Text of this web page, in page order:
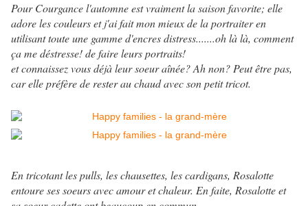
Pour Courgance l'automne est vraiment la saison favorite; elle
adore les couleurs et j'ai fait mon mieux de la portraiter en
utilisant toute une gamme d'encres distress.......oh là là, comment
ça me déstresse! de faire leurs portraits!
et connaissez vous déjà leur soeur aînée? Ah non? Peut être pas,
car elle préfère de rester au chaud avec son petit tricot.
En tricotant les pulls, les chausettes, les cardigans, Rosalotte
entoure ses soeurs avec amour et chaleur. En faite, Rosalotte et